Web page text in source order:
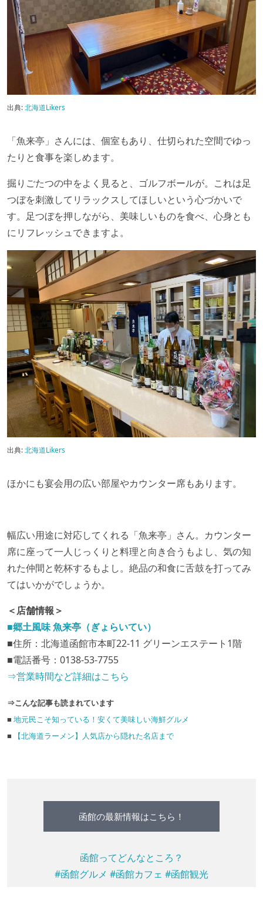
出典:北海道Likers
「魚来亭」さんには、個室もあり、仕切られた空間でゆっ
たりと食事を楽しめます。
掘りごたつの中をよく見ると、ゴルフボールが。これは足
つぼを刺激してリラックスしてほしいという心づかいで
す。足つぼを押しながら、美味しいものを食べ、心身とも
にリフレッシュできますよ。
出典:北海道Likers
ほかにも宴会用の広い部屋やカウンター席もあります。
幅広い用途に対応してくれる「魚来亭」さん。カウンター
席に座って一人じっくりと料理と向き合うもよし、気の知
れた仲間と乾杯するもよし。絶品の和食に舌鼓を打ってみ
てはいかがでしょうか。
＜店舗情報＞
■郷土風味 魚来亭（ぎょらいてい）
■住所：北海道函館市本町22-11 グリーンエステート1階
■電話番号：0138-53-7755
⇒営業時間など詳細はこちら
⇒こんな記事も読まれています
■ 地元民こそ知っている！安くて美味しい海鮮グルメ
■
【北海道ラーメン】人気店から隠れた名店まで
函館の最新情報はこちら！
函館ってどんなところ？
#函館グルメ #函館カフェ #函館観光